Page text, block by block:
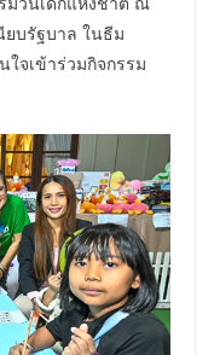
บรัฐบาล ในธีม
ใจเข้าร่วมกิจกรรม